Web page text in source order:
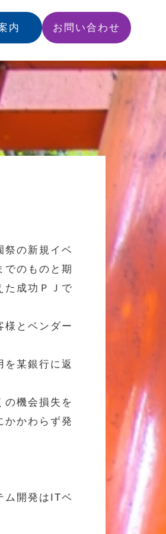
内 お問い合わせ
祭の新規イベ
でのものと期
た成功ＰＪで
とベンダー
某銀行に返
の機会損失を
かかわらず発
ム開発はITベ